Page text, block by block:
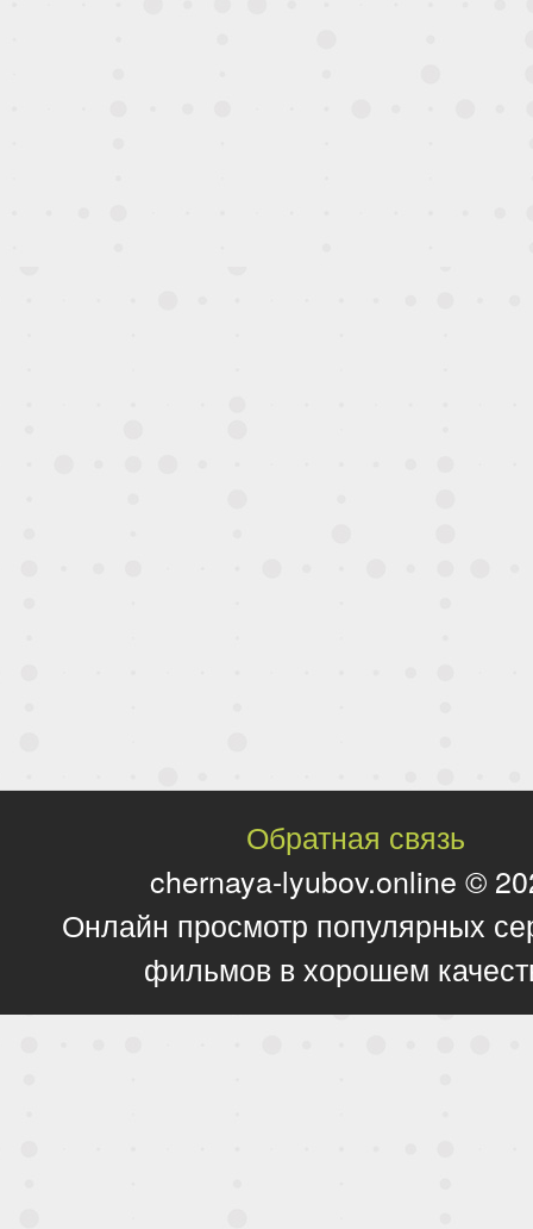
Обратная связь
chernaya-lyubov.online ©
Онлайн просмотр популярных
фильмов в хорошем